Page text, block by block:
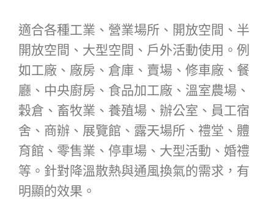
適合各種工業、營業場所、開放空間、半
開放空間、大型空間、戶外活動使用。例
如工廠、廠房、倉庫、賣場、修車廠、餐
廳、中央廚房、食品加工廠、溫室農場、
穀倉、畜牧業、養殖場、辦公室、員工宿
舍、商辦、展覽館、露天場所、禮堂、體
育館、零售業、停車場、大型活動、婚禮
等。針對降溫散熱與通風換氣的需求，有
明顯的效果。